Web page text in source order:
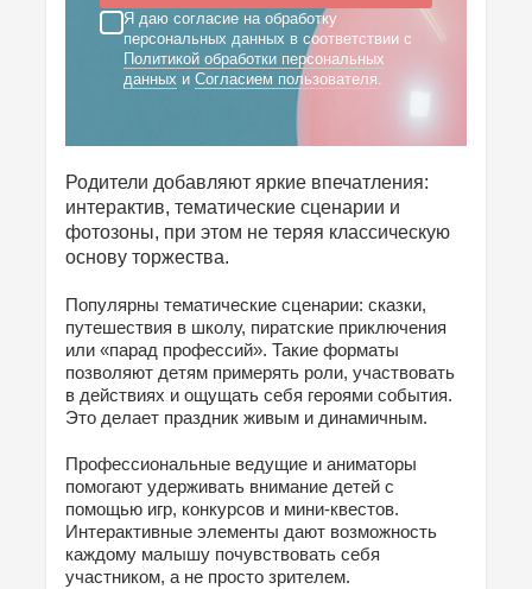
Я даю согласие на обработку
персональных данных в соответствии с
Политикой обработки персональных
данных и Согласием пользователя.
Родители добавляют яркие впечатления:
интерактив, тематические сценарии и
фотозоны, при этом не теряя классическую
основу торжества.
Популярны тематические сценарии: сказки,
путешествия в школу, пиратские приключения
или «парад профессий». Такие форматы
позволяют детям примерять роли, участвовать
в действиях и ощущать себя героями события.
Это делает праздник живым и динамичным.
Профессиональные ведущие и аниматоры
помогают удерживать внимание детей с
помощью игр, конкурсов и мини-квестов.
Интерактивные элементы дают возможность
каждому малышу почувствовать себя
участником, а не просто зрителем.